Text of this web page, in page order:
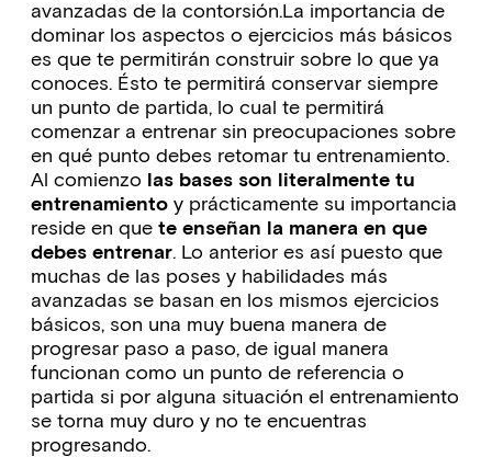
avanzadas de la contorsión.La importancia de
dominar los aspectos o ejercicios más básicos
es que te permitirán construir sobre lo que ya
conoces. Ésto te permitirá conservar siempre
un punto de partida, lo cual te permitirá
comenzar a entrenar sin preocupaciones sobre
en qué punto debes retomar tu entrenamiento.
Al comienzo las bases son literalmente tu
entrenamiento y prácticamente su importancia
reside en que te enseñan la manera en que
debes entrenar. Lo anterior es así puesto que
muchas de las poses y habilidades más
avanzadas se basan en los mismos ejercicios
básicos, son una muy buena manera de
progresar paso a paso, de igual manera
funcionan como un punto de referencia o
partida si por alguna situación el entrenamiento
se torna muy duro y no te encuentras
progresando.